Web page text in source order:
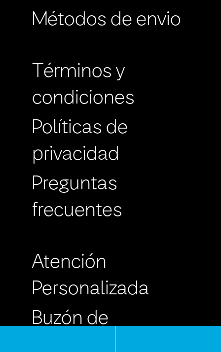
Métodos de envio
Términos y
condiciones
Políticas de
privacidad
Preguntas
frecuentes
Atención
Personalizada
Buzón de